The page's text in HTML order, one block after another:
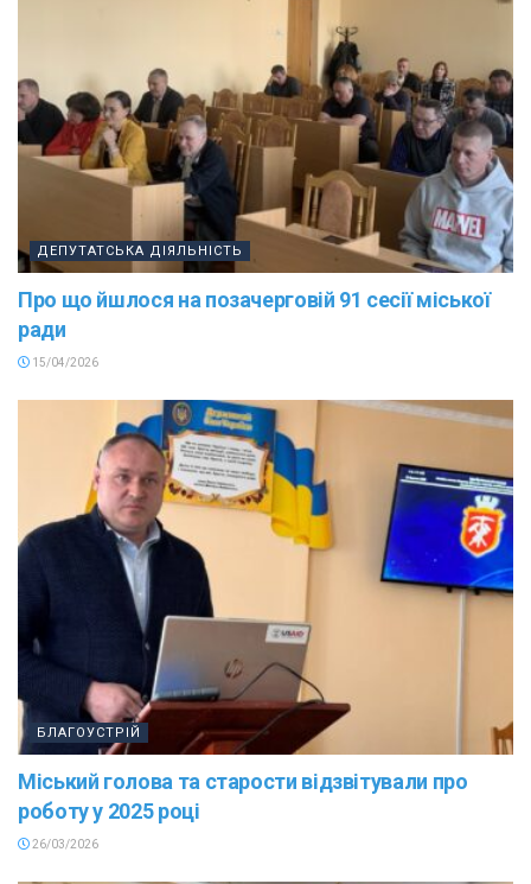
ДЕПУТАТСЬКА ДІЯЛЬНІСТЬ
Про що йшлося на позачерговій 91 сесії міської
ради
15/04/2026
БЛАГОУСТРІЙ
Міський голова та старости відзвітували про
роботу у 2025 році
26/03/2026